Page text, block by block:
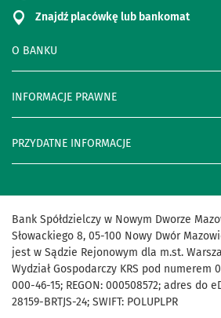
O BANKU
INFORMACJE PRAWNE
PRZYDATNE INFORMACJE
Znajdź placówkę lub bankomat
Bank Spółdzielczy w Nowym Dworze
Słowackiego 8, 05-100 Nowy Dwór
jest w Sądzie Rejonowym dla m.st.
Wydział Gospodarczy KRS pod numerem
000-46-15; REGON: 000508572; adres do
28159-BRTJS-24; SWIFT: POLUPLPR